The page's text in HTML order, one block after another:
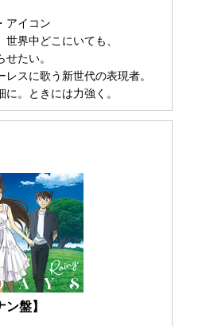
アイコン
界中どこにいても、
たい。
スに歌う新世代の表現者。
。ときには⼒強く。
盤】